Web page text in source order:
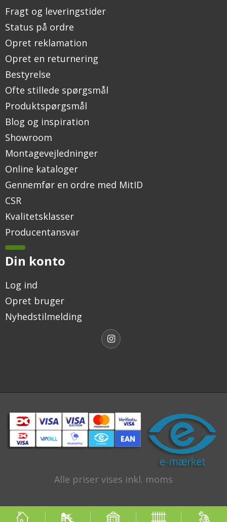
Fragt og leveringstider
Status på ordre
Opret reklamation
Opret en returnering
Bestyrelse
Ofte stillede spørgsmål
Produktspørgsmål
Blog og inspiration
Showroom
Montagevejledninger
Online kataloger
Gennemfør en ordre med MitID
CSR
Kvalitetsklasser
Producentansvar
Din konto
Log ind
Opret bruger
Nyhedstilmelding
Alle priser vises inkl. moms